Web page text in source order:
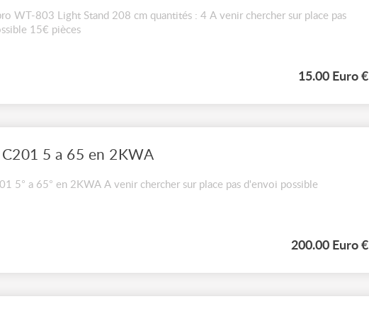
WT-803 Light Stand 208 cm quantités : 4 A venir chercher sur place pas
15€ pièces
15.00 Euro €
C201 5 a 65 en 2KWA
5° a 65° en 2KWA A venir chercher sur place pas d'envoi possible
200.00 Euro €